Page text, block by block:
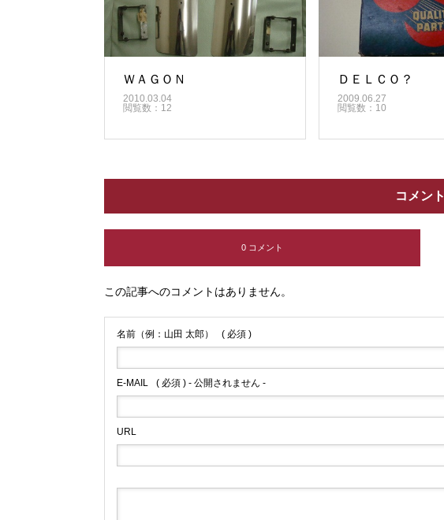
ＷＡＧＯＮ
2010.03.04
閲覧数：12
ＤＥＬＣＯ？
2009.06.27
閲覧数：10
コメント
0 コメント
この記事へのコメントはありません。
名前（例：山田 太郎） ( 必須 )
E-MAIL ( 必須 ) - 公開されません -
URL